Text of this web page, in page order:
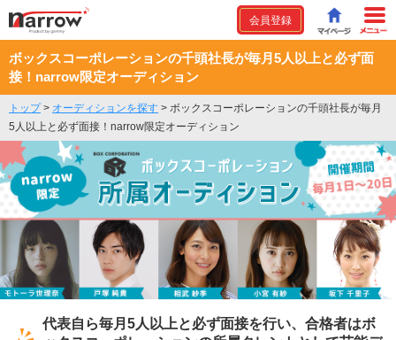
会員登録
ボックスコーポレーションの千頭社長が毎月5人以上と必ず面
接！narrow限定オーディション
トップ> オーディションを探す > ボックスコーポレーションの千頭社長が毎月
5人以上と必ず面接！narrow限定オーディション
代表自ら毎月5人以上と必ず面接を行い、合格者はボ